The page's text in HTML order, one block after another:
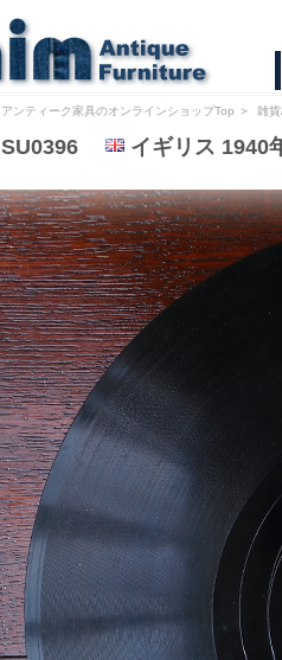
アンティーク家具のオンラインショップTop ＞ 雑
SU0396 イギリス